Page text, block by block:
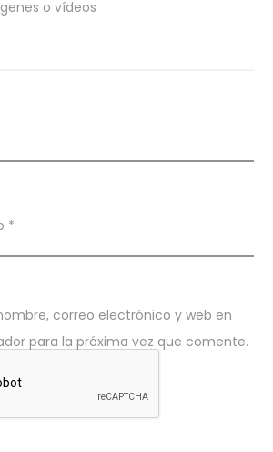
o vídeos
*
correo electrónico y web en
para la próxima vez que comente.